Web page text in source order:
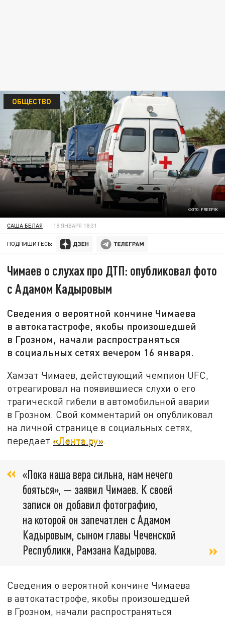
ФОТО: FREEPIK
ОБЩЕСТВО
САША БЕЛАЯ 18 ЯНВАРЯ 18:31
ПОДПИШИТЕСЬ:
Чимаев о слухах про ДТП: опубликовал фото
с Адамом Кадыровым
Сведения о вероятной кончине Чимаева
в автокатастрофе, якобы произошедшей
в Грозном, начали распространяться
в социальных сетях вечером 16 января.
Хамзат Чимаев, действующий чемпион UFC,
отреагировал на появившиеся слухи о его
трагической гибели в автомобильной аварии
в Грозном. Свой комментарий он опубликовал
на личной странице в социальных сетях,
передает «Лента.ру».
«Пока наша вера сильна, нам нечего
бояться», — заявил Чимаев. К своей
записи он добавил фотографию,
на которой он запечатлен с Адамом
Кадыровым, сыном главы Чеченской
Республики, Рамзана Кадырова.
Сведения о вероятной кончине Чимаева
в автокатастрофе, якобы произошедшей
в Грозном, начали распространяться